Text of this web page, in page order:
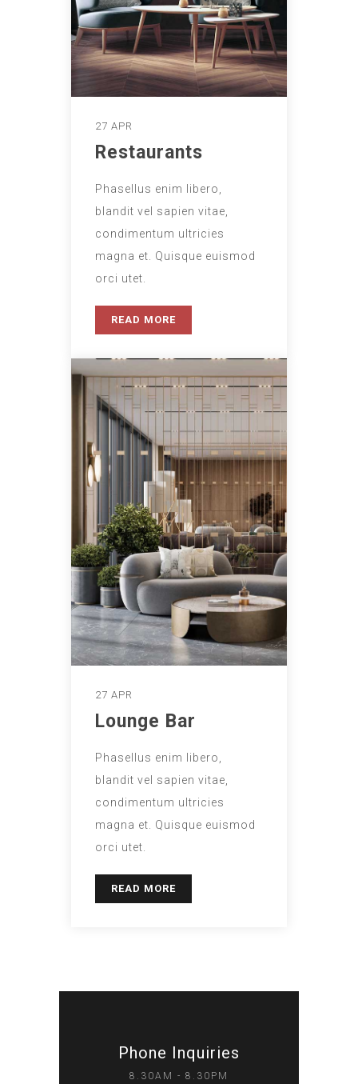
27 APR
Restaurants
Phasellus enim libero,
blandit vel sapien vitae,
condimentum ultricies
magna et. Quisque euismod
orci utet.
READ MORE
27 APR
Lounge Bar
Phasellus enim libero,
blandit vel sapien vitae,
condimentum ultricies
magna et. Quisque euismod
orci utet.
READ MORE
Phone Inquiries
8.30AM - 8.30PM